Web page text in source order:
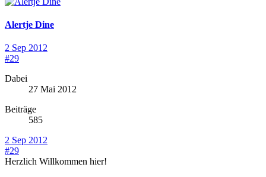
Alertje Dine
2 Sep 2012
#29
Dabei
27 Mai 2012
Beiträge
585
2 Sep 2012
#29
Herzlich Willkommen hier!